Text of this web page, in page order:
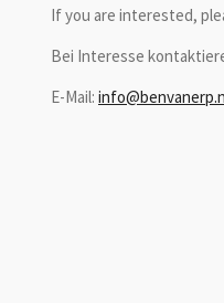
If you are interested,
Bei Interesse
E-Mail: